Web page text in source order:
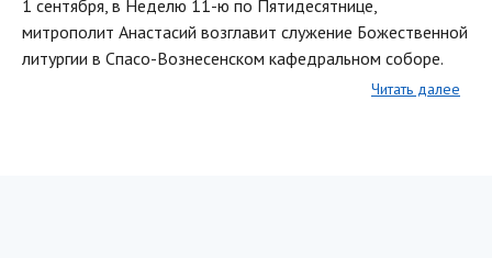
1 сентября, в Неделю 11-ю по Пятидесятнице,
митрополит Анастасий возглавит служение Божественной
литургии в Спасо-Вознесенском кафедральном соборе.
Читать далее